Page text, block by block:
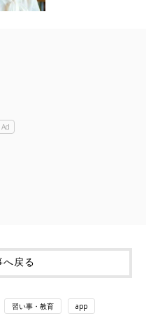
へ戻る
習い事・教育 app